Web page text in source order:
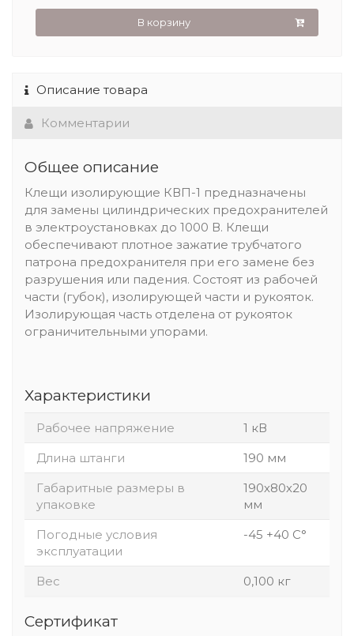
В корзину
Описание товара
Комментарии
Общее описание
Клещи изолирующие КВП-1 предназначены
для замены цилиндрических предохранителей
в электроустановках до 1000 В. Клещи
обеспечивают плотное зажатие трубчатого
патрона предохранителя при его замене без
разрушения или падения. Состоят из рабочей
части (губок), изолирующей части и рукояток.
Изолирующая часть отделена от рукояток
ограничительными упорами.
Характеристики
Рабочее напряжение
1 кВ
Длина штанги
190 мм
Габаритные размеры в
упаковке
190х80х20
мм
Погодные условия
эксплуатации
-45 +40 С°
Вес 0,100 кг
Сертификат